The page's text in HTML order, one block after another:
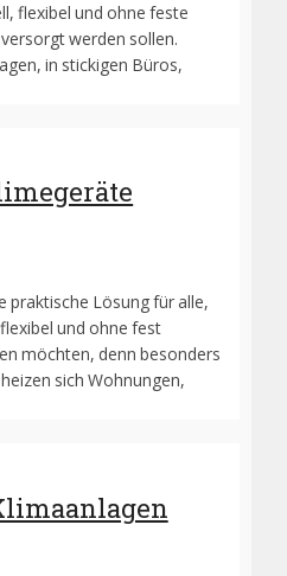
flexibel und ohne feste
werden sollen.
in stickigen Büros,
praktische Lösung für alle,
und ohne fest
möchten, denn besonders
sich Wohnungen,